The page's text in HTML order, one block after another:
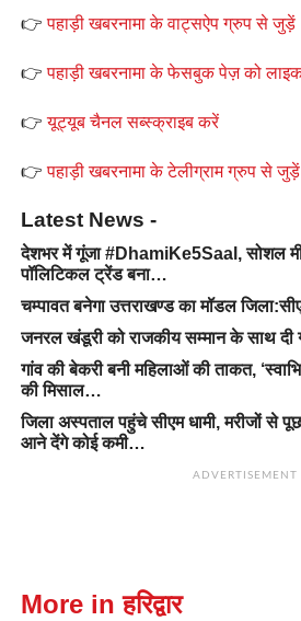
👉पहाड़ी खबरनामा के वाट्सऐप ग्रुप से जुड़ें
👉पहाड़ी खबरनामा के फेसबुक पेज़ को
👉यूट्यूब चैनल सब्स्क्राइब करें
👉पहाड़ी खबरनामा के टेलीग्राम ग्रुप से जुड़ें
Latest News -
देशभर में गूंजा #DhamiKe5Saal, सोशल
पॉलिटिकल ट्रेंड बना…
चम्पावत बनेगा उत्तराखण्ड का मॉडल
जनरल खंडूरी को राजकीय सम्मान के साथ दी
गांव की बेकरी बनी महिलाओं की ताकत,
की मिसाल…
जिला अस्पताल पहुंचे सीएम धामी, मरीजों से
आने देंगे कोई कमी…
ADVERTISEMENT
More in हरिद्वार